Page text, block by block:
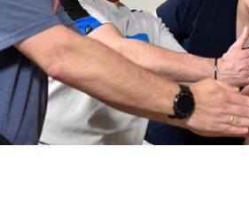
Sozialdienste & Zuweisende
Suche
Leichte Sprache